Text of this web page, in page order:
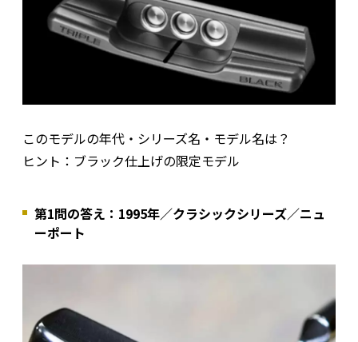
このモデルの年代・シリーズ名・モデル名は？
ヒント：ブラック仕上げの限定モデル
第1問の答え：1995年／クラシックシリーズ／ニュ
ーポート